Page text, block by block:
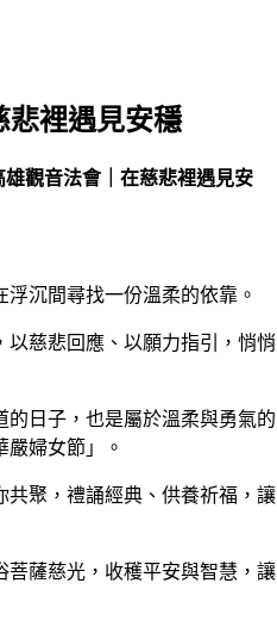
悲裡遇見安穩
雄觀音法會｜在慈悲裡遇見安
沉間尋找一份溫柔的依靠。
慈悲回應、以願力指引，悄悄
日子，也是屬於溫柔與勇氣的
婦女節」。
共聚，禮誦經典、供養祈福，讓
菩薩慈光，收穫平安與智慧，讓